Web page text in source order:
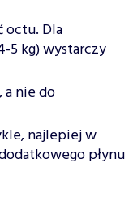
Dla
5 kg) wystarczy
nie do
najlepiej w
płynu